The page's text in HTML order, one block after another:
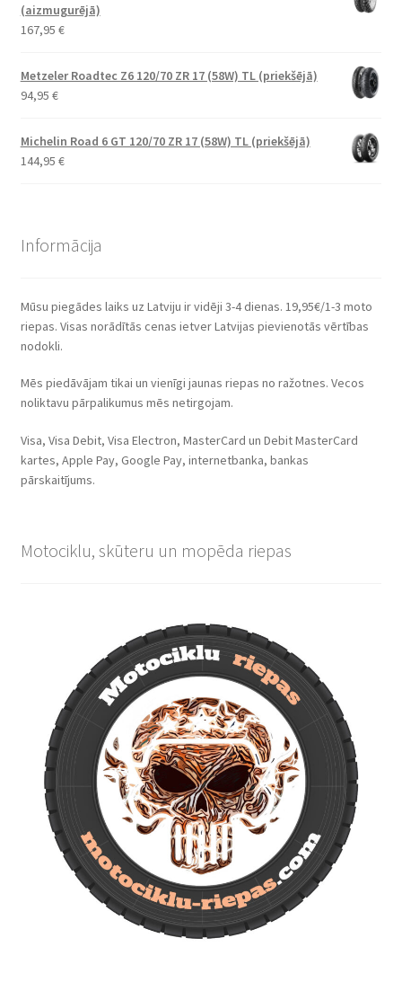
(aizmugurējā)
167,95 €
Metzeler Roadtec Z6 120/70 ZR 17 (58W) TL (priekšējā)
94,95 €
Michelin Road 6 GT 120/70 ZR 17 (58W) TL (priekšējā)
144,95 €
Informācija
Mūsu piegādes laiks uz Latviju ir vidēji 3-4 dienas. 19,95€/1-3 moto
riepas. Visas norādītās cenas ietver Latvijas pievienotās vērtības
nodokli.
Mēs piedāvājam tikai un vienīgi jaunas riepas no ražotnes. Vecos
noliktavu pārpalikumus mēs netirgojam.
Visa, Visa Debit, Visa Electron, MasterCard un Debit MasterCard
kartes, Apple Pay, Google Pay, internetbanka, bankas
pārskaitījums.
Motociklu, skūteru un mopēda riepas